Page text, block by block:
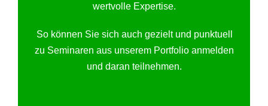
wertvolle Expertise.
So können Sie sich auch gezielt und punktuell
zu Seminaren aus unserem Portfolio anmelden
und daran teilnehmen.